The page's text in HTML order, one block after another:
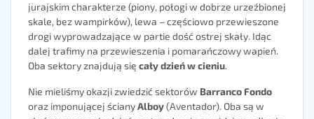
jurajskim charakterze (piony, połogi w dobrze urzeźbionej
skale, bez wampirków), lewa – częściowo przewieszone
drogi wyprowadzające w partie dość ostrej skały. Idąc
dalej trafimy na przewieszenia i pomarańczowy wapień.
Oba sektory znajdują się cały dzień w cieniu.
Nie mieliśmy okazji zwiedzić sektorów Barranco Fondo
oraz imponującej ścianyAlboy(Aventador). Oba są w